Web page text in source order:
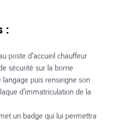
:
poste d'accueil chauffeur
sécurité sur la borne
puis renseigne son
d'immatriculation de la
un badge qui lui permettra